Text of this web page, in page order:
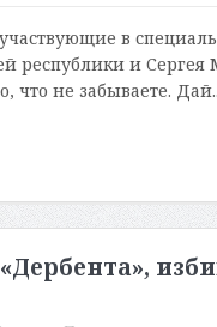
в
республики и Сергея
что не забываете.